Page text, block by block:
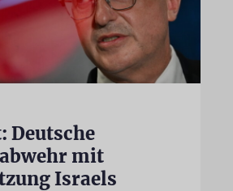
Deutsche
mit
Israels